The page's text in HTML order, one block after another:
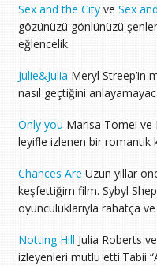
Sex and the Cityve Sex
gözünüzü gönlünüzü
eğlencelik.
Julie&Julia Meryl Streep’in
nasıl geçtiğini
Only you Marisa Tomei ve
leyifle izlenen bir romantik
Chances Are Uzun yıllar
keşfettiğim film. Sybyl
oyunculuklarıyla rahatça
Notting Hill Julia Roberts
izleyenleri mutlu etti.Tabii